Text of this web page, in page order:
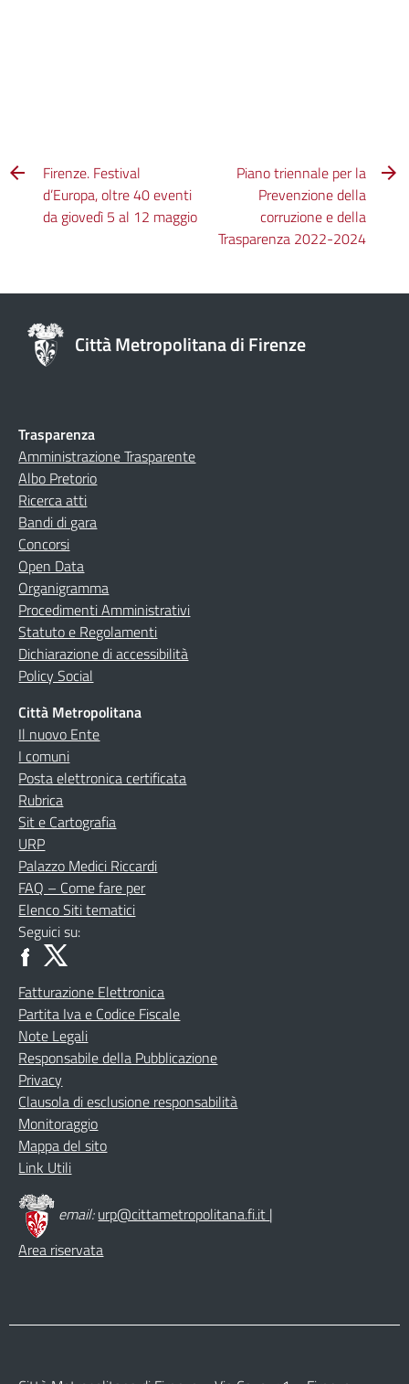
Firenze. Festival
d’Europa, oltre 40 eventi
da giovedì 5 al 12 maggio
Piano triennale per la
Prevenzione della
corruzione e della
Trasparenza 2022-2024
Città Metropolitana di Firenze
Trasparenza
Amministrazione Trasparente
Albo Pretorio
Ricerca atti
Bandi di gara
Concorsi
Open Data
Organigramma
Procedimenti Amministrativi
Statuto e Regolamenti
Dichiarazione di accessibilità
Policy Social
Città Metropolitana
Il nuovo Ente
I comuni
Posta elettronica certificata
Rubrica
Sit e Cartografia
URP
Palazzo Medici Riccardi
FAQ – Come fare per
Elenco Siti tematici
Seguici su:
Fatturazione Elettronica
Partita Iva e Codice Fiscale
Note Legali
Responsabile della Pubblicazione
Privacy
Clausola di esclusione responsabilità
Monitoraggio
Mappa del sito
Link Utili
email:urp@cittametropolitana.fi.it |
Area riservata